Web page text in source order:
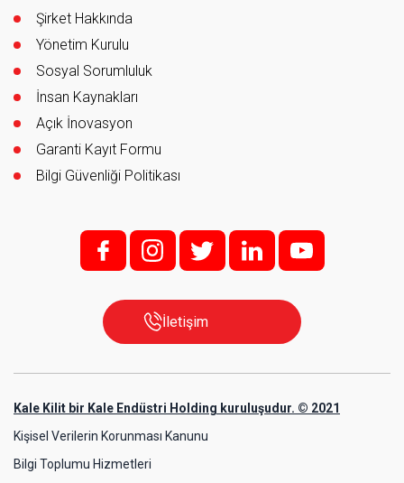
Şirket Hakkında
Yönetim Kurulu
Sosyal Sorumluluk
İnsan Kaynakları
Açık İnovasyon
Garanti Kayıt Formu
Bilgi Güvenliği Politikası
f; i; t l y
İletişim
Kale Kilit bir Kale Endüstri Holding kuruluşudur. © 2021
Kişisel Verilerin Korunması Kanunu
Bilgi Toplumu Hizmetleri